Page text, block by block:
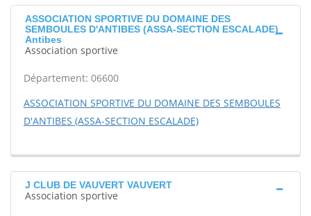
ASSOCIATION SPORTIVE DU DOMAINE DES
SEMBOULES D'ANTIBES (ASSA-SECTION ESCALADE)
Antibes
Association sportive
Département: 06600
ASSOCIATION SPORTIVE DU DOMAINE DES SEMBOULES
D'ANTIBES (ASSA-SECTION ESCALADE)
J CLUB DE VAUVERT VAUVERT
Association sportive